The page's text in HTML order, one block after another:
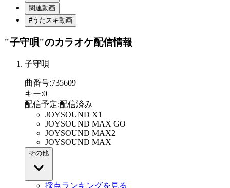
関連動画
#うたスキ動画
"子守唄"のカラオケ配信情報
子守唄
曲番号:735609
キー:0
配信予定:配信済み
JOYSOUND X1
JOYSOUND MAX GO
JOYSOUND MAX2
JOYSOUND MAX
その他
採点ランキングを見る